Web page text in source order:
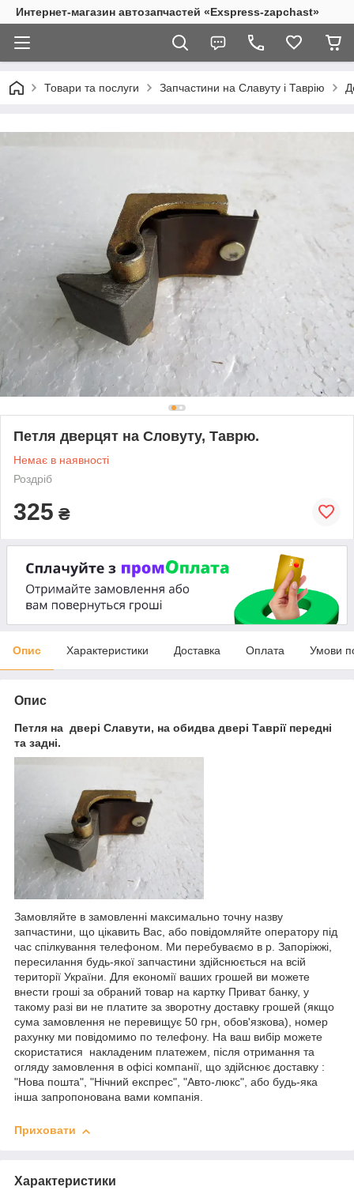
Интернет-магазин автозапчастей «Exspress-zapchast»
Товари та послуги Запчастини на Славуту і Таврію
Петля дверцят на Словуту, Таврю.
Немає в наявності
Роздріб
325 ₴
Опис Характеристики Доставка Оплата Умови
Опис
Петля на двері Славути, на обидва двері Таврії передні
та задні.
Замовляйте в замовленні максимально точну назву
запчастини, що цікавить Вас, або повідомляйте оператору під
час спілкування телефоном. Ми перебуваємо в р. Запоріжжі,
пересилання будь-якої запчастини здійснюється на всій
території України. Для економії ваших грошей ви можете
внести гроші за обраний товар на картку Приват банку, у
такому разі ви не платите за зворотну доставку грошей (якщо
сума замовлення не перевищує 50 грн, обов'язкова), номер
рахунку ми повідомимо по телефону. На ваш вибір можете
скористатися накладеним платежем, після отримання та
огляду замовлення в офісі компанії, що здійснює доставку :
"Нова пошта", "Нічний експрес", "Авто-люкс", або будь-яка
інша запропонована вами компанія.
Приховати
Характеристики